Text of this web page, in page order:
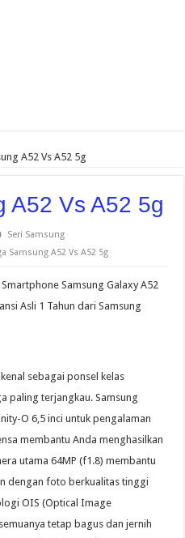
A52 Vs A52 5g
A52 Vs A52 5g
Seri Samsung
Samsung A52 Vs A52 5g
Smartphone Samsung Galaxy A52
Asli 1 Tahun dari Samsung
sebagai ponsel kelas
paling terjangkau. Samsung
O 6,5 inci untuk pengalaman
membantu Anda menghasilkan
utama 64MP (f1.8) membantu
dengan foto berkualitas tinggi
OIS (Optical Image
tetap bagus dan jernih